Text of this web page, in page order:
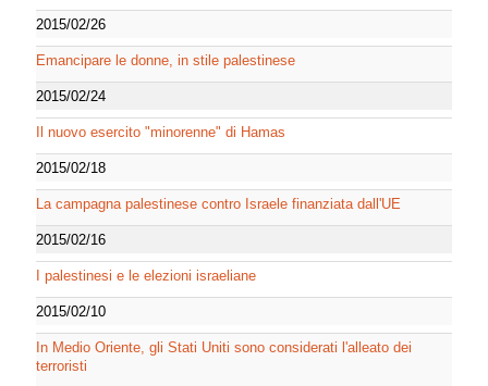
2015/02/26
Emancipare le donne, in stile palestinese
2015/02/24
Il nuovo esercito "minorenne" di Hamas
2015/02/18
La campagna palestinese contro Israele finanziata dall'UE
2015/02/16
I palestinesi e le elezioni israeliane
2015/02/10
In Medio Oriente, gli Stati Uniti sono considerati l'alleato dei
terroristi